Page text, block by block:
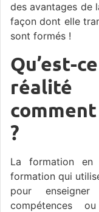
des avantages de
façon dont elle
sont formés !
Qu’est-
?
La formation
formation qui
pour
compétences